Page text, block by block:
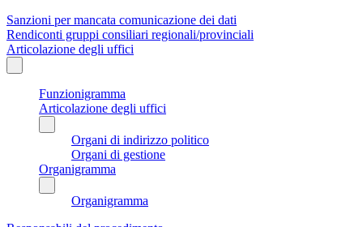
Sanzioni per mancata comunicazione dei dati
Rendiconti gruppi consiliari regionali/provinciali
Articolazione degli uffici
Funzionigramma
Articolazione degli uffici
Organi di indirizzo politico
Organi di gestione
Organigramma
Organigramma